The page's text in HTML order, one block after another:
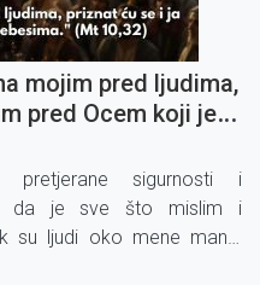
mojim pred ljudima,
pred Ocem koji je
sigurnosti i
da je sve što mislim i
su ljudi oko mene manje